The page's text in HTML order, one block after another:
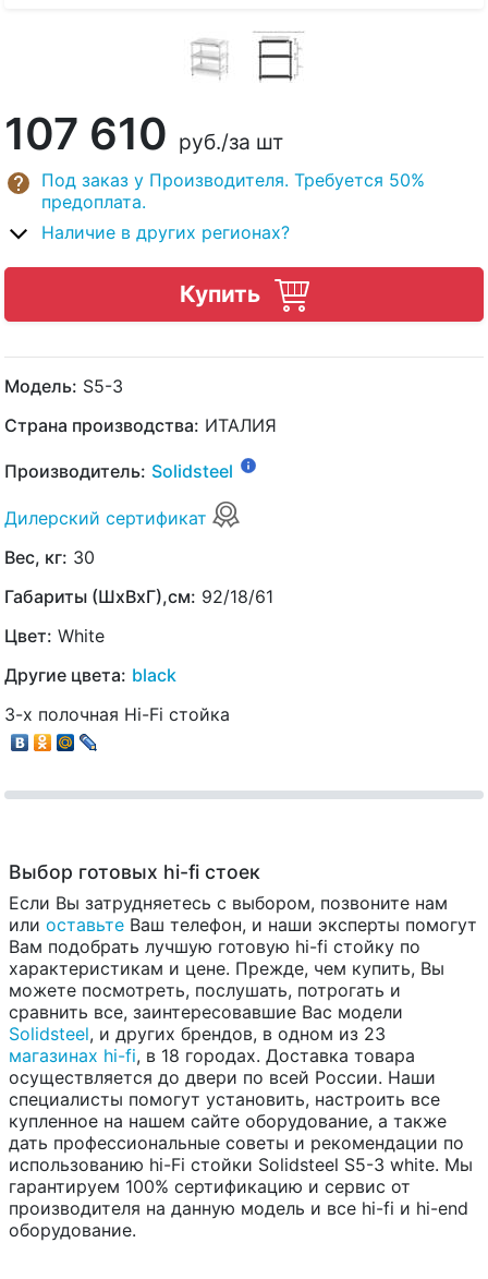
107 610 руб./за шт
Под заказ у Производителя. Требуется 50%
предоплата.
Наличие в других регионах?
Купить
Модель: S5-3
Страна производства: ИТАЛИЯ
Производитель: Solidsteel
Дилерский сертификат
Вес, кг: 30
Габариты (ШхВхГ),см: 92/18/61
Цвет: White
Другие цвета: black
3-х полочная Hi-Fi стойка
Выбор готовых hi-fi стоек
Если Вы затрудняетесь с выбором, позвоните нам
или оставьте Ваш телефон, и наши эксперты помогут
Вам подобрать лучшую готовую hi-fi стойку по
характеристикам и цене. Прежде, чем купить, Вы
можете посмотреть, послушать, потрогать и
сравнить все, заинтересовавшие Вас модели
Solidsteel, и других брендов, в одном из 23
магазинах hi-fi, в 18 городах. Доставка товара
осуществляется до двери по всей России. Наши
специалисты помогут установить, настроить все
купленное на нашем сайте оборудование, а также
дать профессиональные советы и рекомендации по
использованию hi-Fi стойки Solidsteel S5-3 white. Мы
гарантируем 100% сертификацию и сервис от
производителя на данную модель и все hi-fi и hi-end
оборудование.